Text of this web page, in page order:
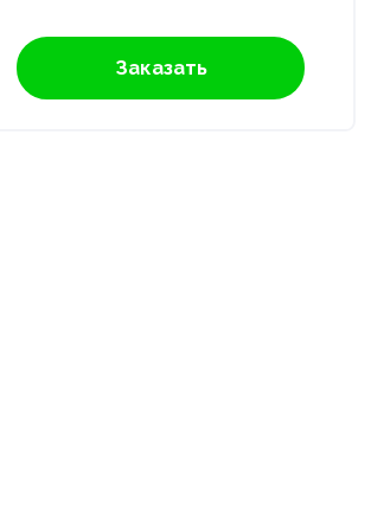
Заказать